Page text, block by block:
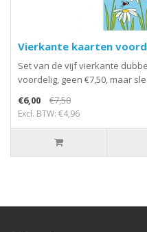
Vierkante kaarten
Set van de vijf vierkante
voordelig, geen €7,50, maar
€6,00
€7,50
Excl. BTW: €4,96